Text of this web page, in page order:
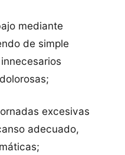
mediante
de simple
excesivas
adecuado,